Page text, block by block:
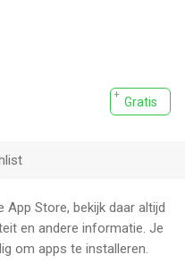
Gratis
App Store, bekijk daar altijd
en andere informatie. Je
om apps te installeren.